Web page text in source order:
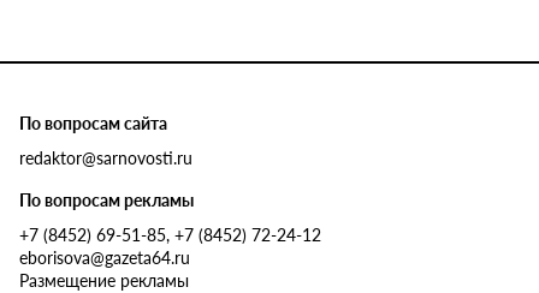
По вопросам сайта
redaktor@sarnovosti.ru
По вопросам рекламы
+7 (8452) 69-51-85, +7 (8452) 72-24-12
eborisova@gazeta64.ru
Размещение рекламы